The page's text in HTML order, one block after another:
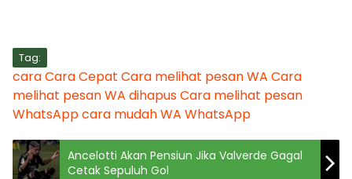
Tag:
caraCara Cepat Cara melihat pesan WA Cara
melihat pesan WA dihapusCara melihat pesan
WhatsAppcara mudahWA WhatsApp
Ancelotti Akan Pensiun Jika Valverde Gagal
Cetak Sepuluh Gol